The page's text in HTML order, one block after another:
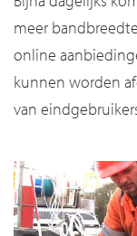
meer
online
kunnen worden
van